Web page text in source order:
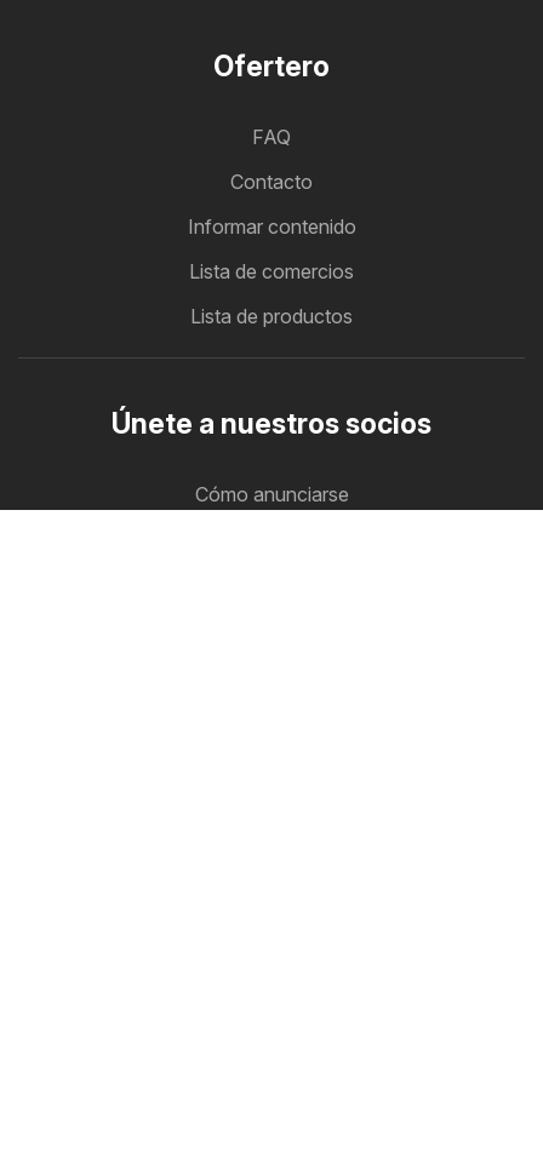
Ofertero
FAQ
Contacto
Informar contenido
Lista de comercios
Lista de productos
Únete a nuestros socios
Cómo anunciarse